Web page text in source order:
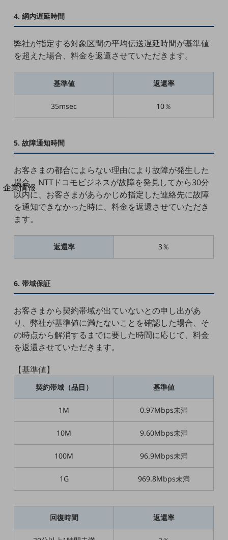
その他の業界はこちら
ゲーム感覚で見つける
NTTドコモビジネス
オンラインショップ
モバイル・ICTサービスをオンラインで
相談・申し込みができるバーチャルショップ
法人向けモバイルトップ
サービス・商品を探す
新規会員登録/ログインはこちら
別ウィンドウで開きます
企業情報
企業情報TOP
会社案内
会社案内TOP
沿革
事業拠点
グループ会社
会社案内パンフレット
ニュースルーム
ニュースルームTOP
ニュースリリース
地域からの発表
サステナビリティ
サステナビリティTOP
NTTドコモビジネスグループのサステナビリティ
サステナビリティ基本方針
4. 網内遅延時間
弊社が指定する対象区間の平均伝送遅延時間が基準値
を超えた場合、料金を返還させていただきます。
基準値 返還率
35msec 10％
5. 故障通知時間
お客さまの都合によらない理由により故障が発生した
場合、NTTドコモビジネスが故障を発見してから30分
以内に、お客さまがあらかじめ指定した連絡先に故障
を通知できなかった時に、料金を返還させていただき
ます。
返還率 3％
6. 帯域保証
お客さまから契約帯域が出ていないとの申し出があ
り、弊社が基準値に満たないことを確認した場合、そ
の時点から解消するまでに要した時間に応じて、料金
を返還させていただきます。
【基準値】
契約帯域（品目） 基準値
1M 0.97Mbps未満
10M 9.60Mbps未満
100M 96.9Mbps未満
1G 969.8Mbps未満
回復時間 返還率